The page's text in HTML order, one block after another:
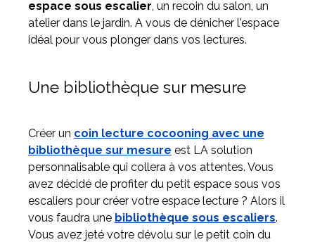
espace sous escalier, un recoin du salon, un
atelier dans le jardin. A vous de dénicher l'espace
idéal pour vous plonger dans vos lectures.
Une bibliothèque sur mesure
Créer un coin lecture cocooning avec une
bibliothèque sur mesure est LA solution
personnalisable qui collera à vos attentes. Vous
avez décidé de profiter du petit espace sous vos
escaliers pour créer votre espace lecture ? Alors il
vous faudra une bibliothèque sous escaliers.
Vous avez jeté votre dévolu sur le petit coin du